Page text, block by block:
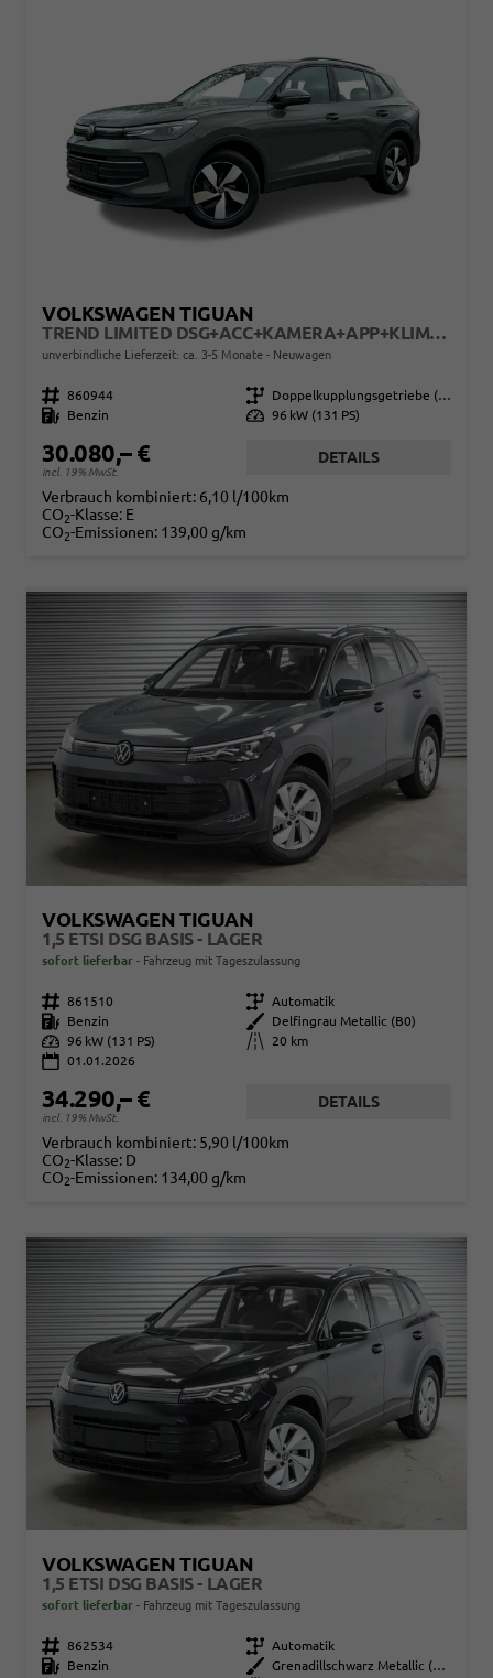
VOLKSWAGEN TIGUAN
TREND LIMITED DSG+ACC+KAMERA+APP+KLIMA+LED+17" LM
unverbindliche Lieferzeit: ca. 3-5 Monate Neuwagen
Fahrzeugnr. 860944 Getriebe
Doppelkupplungsgetriebe (DSG)
Kraftstoff
Benzin Leistung 96 kW (131 PS)
30.080,– €
incl. 19% MwSt.
DETAILS
Verbrauch kombiniert: 6,10 l/100km
CO2-Klasse: E
CO2-Emissionen: 139,00 g/km
VOLKSWAGEN TIGUAN
1,5 ETSI DSG BASIS - LAGER
sofort lieferbar Fahrzeug mit Tageszulassung
Fahrzeugnr. 861510 Getriebe Automatik
Kraftstoff
Benzin Außenfarbe
Delfingrau Metallic (B0)
Leistung 96 kW (131 PS) Kilometerstand
20 km
01.01.2026
34.290,– €
incl. 19% MwSt.
DETAILS
Verbrauch kombiniert: 5,90 l/100km
CO2-Klasse: D
CO2-Emissionen: 134,00 g/km
VOLKSWAGEN TIGUAN
1,5 ETSI DSG BASIS - LAGER
sofort lieferbar Fahrzeug mit Tageszulassung
Fahrzeugnr. 862534 Getriebe Automatik
Kraftstoff
Benzin Außenfarbe Grenadillschwarz Metallic (0E)